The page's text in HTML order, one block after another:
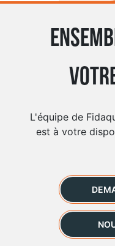
L'équipe de
est à votre